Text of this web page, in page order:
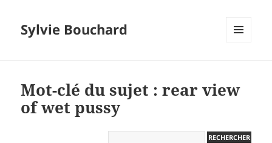
Sylvie Bouchard
Mot-clé du sujet : rear view
of wet pussy